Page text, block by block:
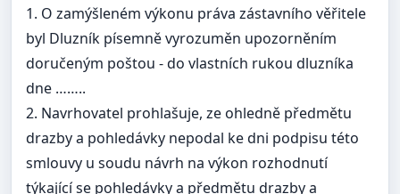
1. O zamýšleném výkonu práva zástavního věřitele
byl Dluzník písemně vyrozuměn upozorněním
doručeným poštou - do vlastních rukou dluzníka
dne ……..
2. Navrhovatel prohlašuje, ze ohledně předmětu
drazby a pohledávky nepodal ke dni podpisu této
smlouvy u soudu návrh na výkon rozhodnutí
týkající se pohledávky a předmětu drazby a